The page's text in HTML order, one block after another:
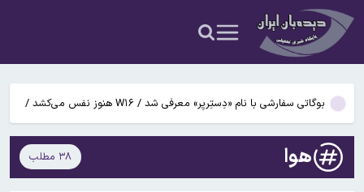
آتش‌سوزی مرگبار در مجتمع تجاری سعیدیه همدان
دانشمندان راز آبشار خونین جنوبگان را کشف کردند
بوگاتی سفارشی با نام «دِستِریِر» معرفی شد / W۱۶ هنوز نفس می‌کشد /
عکس و فیلم
ایرانی‌ها از نظر آی‌کیو رتبه چندم جهان را دارند؟
ادغام بانکها به تصویب رسید
هوا ۳۸ مطلب